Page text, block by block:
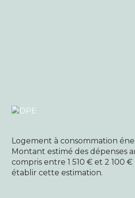
Classe énergétique G, classe
1510€ et 2100€ (prix indexés au
Annonce difusée par
titulaire de la carte
France. raison social SARL La
au RCS de Bobigny sous le
Logement à consommation
Montant estimé des dépenses
compris entre 1 510 € et 2 100
établir cette estimation.